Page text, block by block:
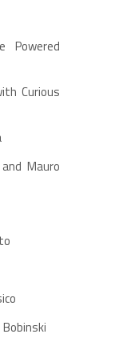
Powered
Curious
Mauro
Bobinski